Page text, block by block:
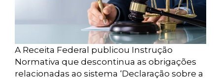
A Receita Federal publicou Instrução
Normativa que descontinua as obrigações
relacionadas ao sistema ‘Declaração sobre a